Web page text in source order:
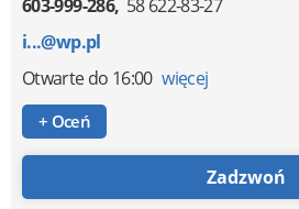
603-999-286 58 622-83-27
i...@wp.pl
Otwartedo 16:00 więcej
+ Oceń
Zadzwoń